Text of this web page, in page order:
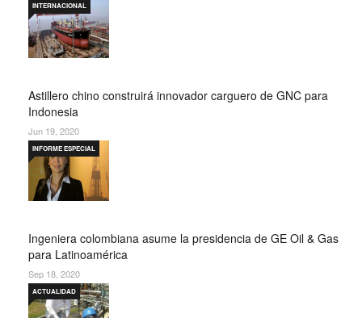
Astillero chino construirá innovador carguero de GNC para
Indonesia
INTERNACIONAL
Jun 19, 2020
Ingeniera colombiana asume la presidencia de GE Oil & Gas
para Latinoamérica
INFORME ESPECIAL
Sep 18, 2020
ACTUALIDAD